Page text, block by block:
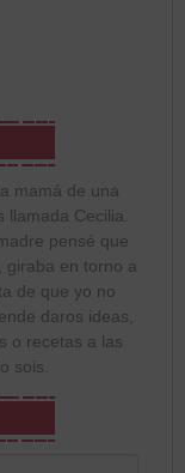
mamá de una
Cecilia.
pensé que
giraba en torno a
de que yo no
daros ideas,
o recetas a las
sois.